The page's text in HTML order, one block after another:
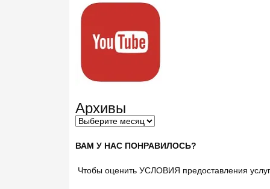
Архивы
ВАМ У НАС ПОНРАВИЛОСЬ?
Чтобы оценить УСЛОВИЯ предоставления